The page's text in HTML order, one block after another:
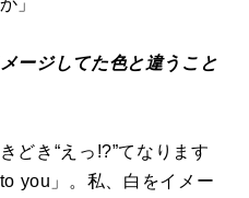
」
ージしてた色と違うこと
どき“えっ!?”てなります
you」。私、白をイメー